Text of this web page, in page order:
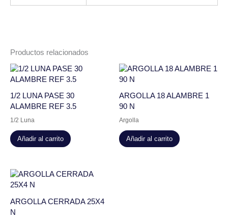
Productos relacionados
1/2 LUNA PASE 30
ALAMBRE REF 3.5
1/2 Luna
Añadir al carrito
ARGOLLA 18 ALAMBRE 1
90 N
Argolla
Añadir al carrito
ARGOLLA CERRADA 25X4
N